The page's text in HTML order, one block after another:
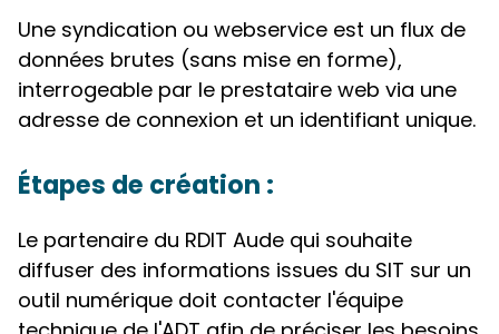
Une syndication ou webservice est un flux de
données brutes (sans mise en forme),
interrogeable par le prestataire web via une
adresse de connexion et un identifiant unique.
Étapes de création :
Le partenaire du RDIT Aude qui souhaite
diffuser des informations issues du SIT sur un
outil numérique doit contacter l'équipe